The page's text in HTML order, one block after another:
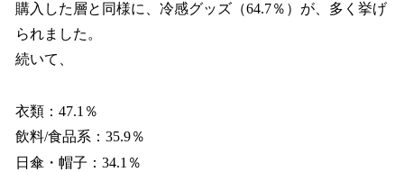
購入した層と同様に、冷感グッズ（64.7％）が、多く挙げ
られました。
続いて、
衣類：47.1％
飲料/食品系：35.9％
日傘・帽子：34.1％